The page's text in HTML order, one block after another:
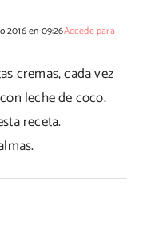
2016 en 09:26Accede para
cremas, cada vez
leche de coco.
receta.